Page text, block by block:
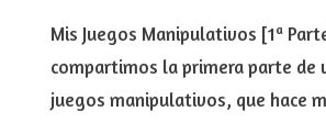
Mis Juegos Manipulativos [1ª
compartimos la primera parte de
juegos manipulativos, que hace